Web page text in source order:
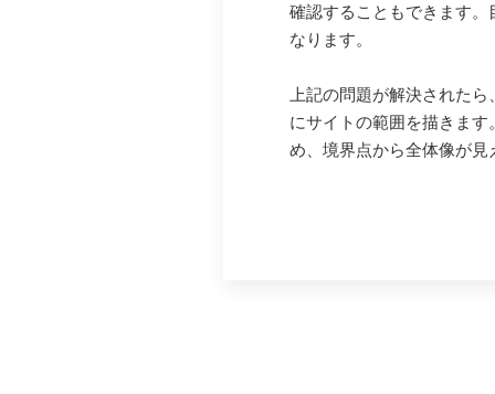
確認することもできます
なります。
上記の問題が解決された
にサイトの範囲を描きま
め、境界点から全体像が